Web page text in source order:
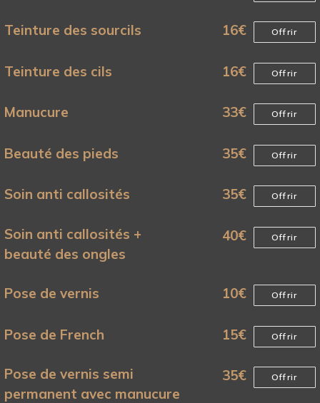
Teinture des sourcils 16€ Offrir
Teinture des cils 16€ Offrir
Manucure 33€ Offrir
Beauté des pieds 35€ Offrir
Soin anti callosités 35€ Offrir
Soin anti callosités +
beauté des ongles
40€ Offrir
Pose de vernis 10€ Offrir
Pose de French 15€ Offrir
Pose de vernis semi
permanent avec manucure
35€ Offrir